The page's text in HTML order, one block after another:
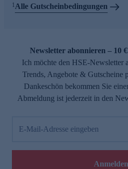
1 Alle Gutscheinbedingungen
Newsletter abonnieren – 10
Ich möchte den HSE-Newsletter
Trends, Angebote & Gutscheine
Dankeschön bekommen Sie
Abmeldung ist jederzeit in den
E-Mail-Adresse eingeben
Anmelden